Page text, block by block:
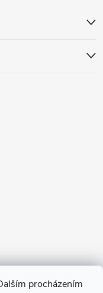
procházením